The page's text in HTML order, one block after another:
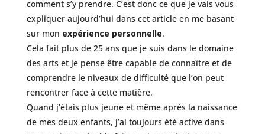
comment s’y prendre. C’est donc ce que je vais vous
expliquer aujourd’hui dans cet article en me basant
sur mon expérience personnelle.
Cela fait plus de 25 ans que je suis dans le domaine
des arts et je pense être capable de connaître et de
comprendre le niveaux de difficulté que l’on peut
rencontrer face à cette matière.
Quand j’étais plus jeune et même après la naissance
de mes deux enfants, j’ai toujours été active dans